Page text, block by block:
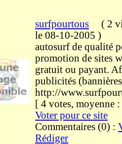
surfpourtous ( 2
le 08-10-2005 )
autosurf de qualité
promotion de sites
gratuit ou payant.
publicités
http://
[ 4 votes,
Voter pour ce site
Commentaires (0) :
Rédiger